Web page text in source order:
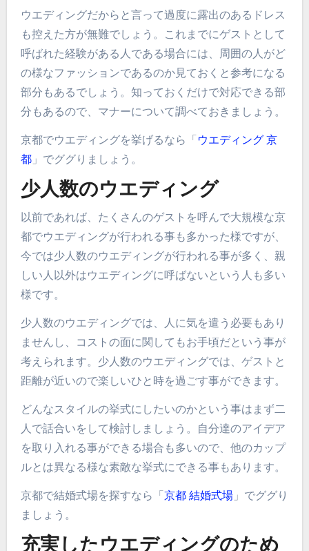
ウエディングだからと言って過度に露出のあるドレス
も控えた方が無難でしょう。これまでにゲストとして
呼ばれた経験がある人である場合には、周囲の人がど
の様なファッションであるのか見ておくと参考になる
部分もあるでしょう。知っておくだけで対応できる部
分もあるので、マナーについて調べておきましょう。
京都でウエディングを挙げるなら「ウエディング 京
都」でググりましょう。
少人数のウエディング
以前であれば、たくさんのゲストを呼んで大規模な京
都でウエディングが行われる事も多かった様ですが、
今では少人数のウエディングが行われる事が多く、親
しい人以外はウエディングに呼ばないという人も多い
様です。
少人数のウエディングでは、人に気を遣う必要もあり
ませんし、コストの面に関してもお手頃だという事が
考えられます。少人数のウエディングでは、ゲストと
距離が近いので楽しいひと時を過ごす事ができます。
どんなスタイルの挙式にしたいのかという事はまず二
人で話合いをして検討しましょう。自分達のアイデア
を取り入れる事ができる場合も多いので、他のカップ
ルとは異なる様な素敵な挙式にできる事もあります。
京都で結婚式場を探すなら「京都 結婚式場」でググり
ましょう。
充実したウエディングのため